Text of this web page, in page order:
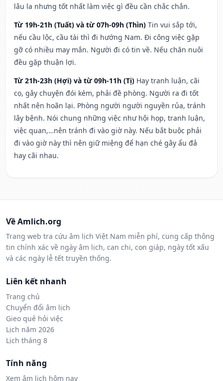
lâu la nhưng tốt nhất làm việc gì đều cần chắc chắn.
Từ 19h-21h (Tuất) và từ 07h-09h (Thìn) Tin vui sắp tới,
nếu cầu lộc, cầu tài thì đi hướng Nam. Đi công việc gặp
gỡ có nhiều may mắn. Người đi có tin về. Nếu chăn nuôi
đều gặp thuận lợi.
Từ 21h-23h (Hợi) và từ 09h-11h (Tị) Hay tranh luận, cãi
cọ, gây chuyện đói kém, phải đề phòng. Người ra đi tốt
nhất nên hoãn lại. Phòng người người nguyền rủa, tránh
lây bệnh. Nói chung những việc như hội họp, tranh luận,
việc quan,…nên tránh đi vào giờ này. Nếu bắt buộc phải
đi vào giờ này thì nên giữ miệng để hạn ché gây ẩu đả
hay cãi nhau.
Về Amlich.org
Trang web tra cứu âm lịch Việt Nam miễn phí, cung cấp thông
tin chính xác về ngày âm lịch, can chi, con giáp, ngày tốt xấu
và các ngày lễ tết truyền thống.
Liên kết nhanh
Trang chủ
Chuyển đổi âm lịch
Gieo quẻ hỏi việc
Lịch năm 2026
Lịch tháng 8
Tính năng
Xem âm lịch hôm nay